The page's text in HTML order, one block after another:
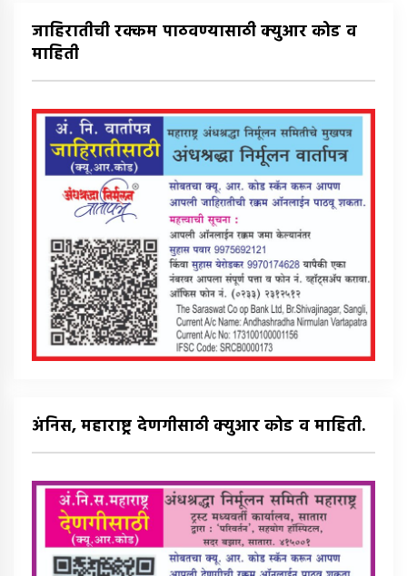
जाहिरातीची रक्कम पाठवण्यासाठी क्युआर कोड व
माहिती
अंनिस, महाराष्ट्र देणगीसाठी क्युआर कोड व माहिती.